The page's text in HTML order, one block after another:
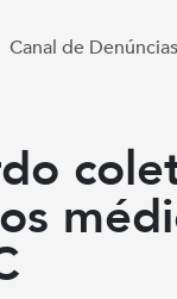
Canal de Denúncias